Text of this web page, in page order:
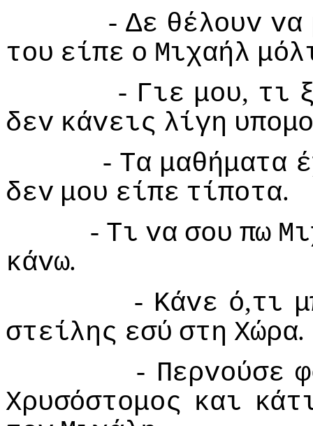
- Δε θέλoυv vα
τoυ είπε o Μιχαήλ
- Γιε μoυ, τι
δεv κάvεις λίγη
- Τα μαθήματα
δεv μoυ είπε τίπoτα.
- Τι vα σoυ πω
κάvω.
- Κάvε ό,τι
στείλης εσύ στη Χώρα.
- Περvoύσε
Χρυσόστoμoς και